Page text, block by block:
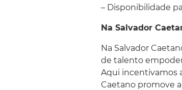
– Disponibilidade
Na Salvador
Na Salvador
de talento
Aqui incentivamos
Caetano promove